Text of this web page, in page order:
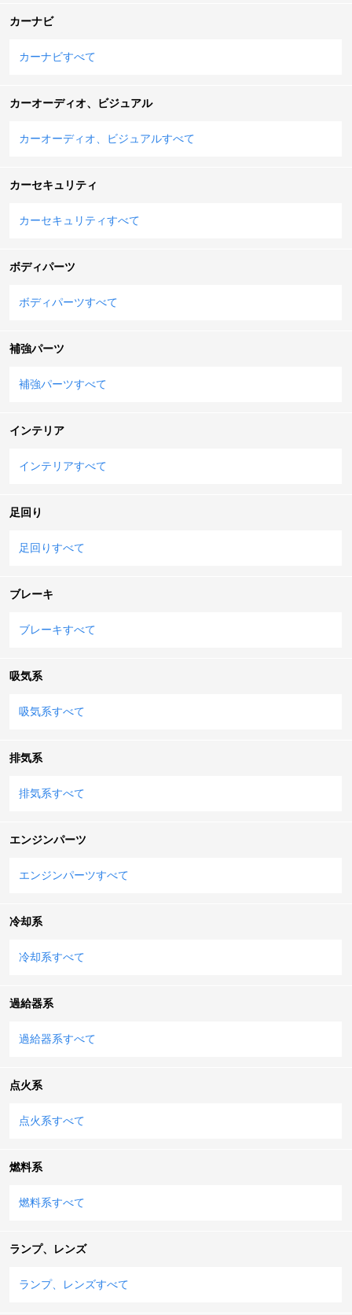
カーナビ
カーナビすべて
カーオーディオ、ビジュアル
カーオーディオ、ビジュアルすべて
カーセキュリティ
カーセキュリティすべて
ボディパーツ
ボディパーツすべて
補強パーツ
補強パーツすべて
インテリア
インテリアすべて
足回り
足回りすべて
ブレーキ
ブレーキすべて
吸気系
吸気系すべて
排気系
排気系すべて
エンジンパーツ
エンジンパーツすべて
冷却系
冷却系すべて
過給器系
過給器系すべて
点火系
点火系すべて
燃料系
燃料系すべて
ランプ、レンズ
ランプ、レンズすべて